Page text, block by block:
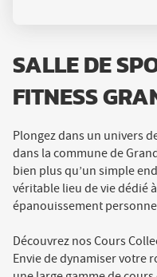
SALLE DE
FITNESS
Plongez dans un univers
dans la commune de
bien plus qu’un simple
véritable lieu de vie dédié
épanouissement
Découvrez nos Cours
Envie de dynamiser votre